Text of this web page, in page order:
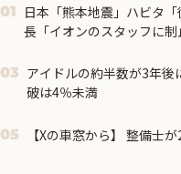
01
日本「熊本地震」ハビタ
長「イオンのスタッフに
能の事実ない」→
03 アイドルの約半数が3年
破は4％未満
05 【Xの車窓から】 整備士